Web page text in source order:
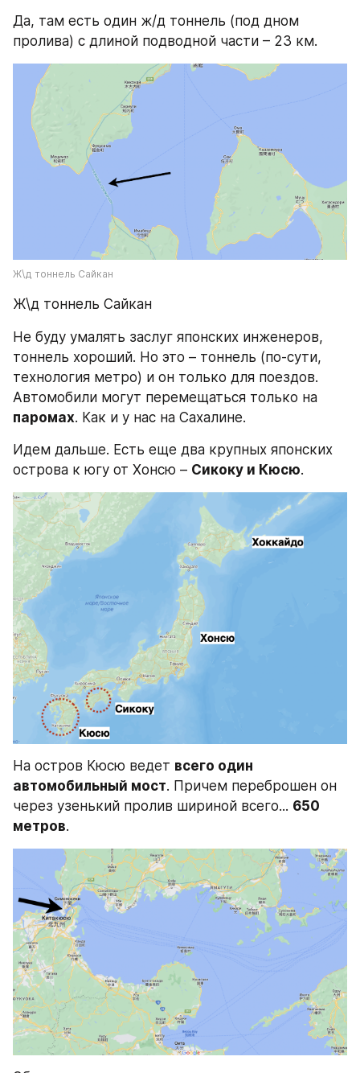
Да, там есть один ж/д тоннель (под дном
пролива) с длиной подводной части – 23 км.
Ж\д тоннель Сайкан
Ж\д тоннель Сайкан
Не буду умалять заслуг японских инженеров,
тоннель хороший. Но это – тоннель (по-сути,
технология метро) и он только для поездов.
паромах. Как и у нас на Сахалине.
Идем дальше. Есть еще два крупных японских
острова к югу от Хонсю – Сикоку и Кюсю.
На остров Кюсю ведет всего один
автомобильный мост. Причем переброшен он
через узенький пролив шириной всего... 650
метров.